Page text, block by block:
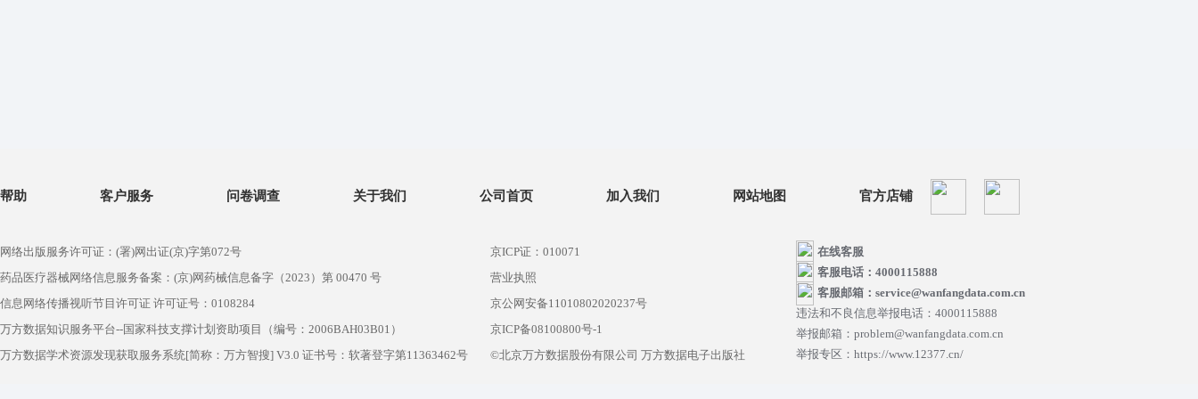
帮助 客户服务 问卷调查 关于我们 公司首页 加入我们 网站地图 官方店铺
网络出版服务许可证：(署)网出证(京)字第072号
药品医疗器械网络信息服务备案：(京)网药械信息备字（2023）第 00470 号
信息网络传播视听节目许可证 许可证号：0108284
万方数据知识服务平台--国家科技支撑计划资助项目（编号：2006BAH03B01）
万方数据学术资源发现获取服务系统[简称：万方智搜] V3.0 证书号：软著登字第11363462号
京ICP证：010071
营业执照
京公网安备11010802020237号
京ICP备08100800号-1
©北京万方数据股份有限公司 万方数据电子出版社
在线客服
客服电话：4000115888
客服邮箱：service@wanfangdata.com.cn
违法和不良信息举报电话：4000115888
举报邮箱：problem@wanfangdata.com.cn
举报专区：https://www.12377.cn/